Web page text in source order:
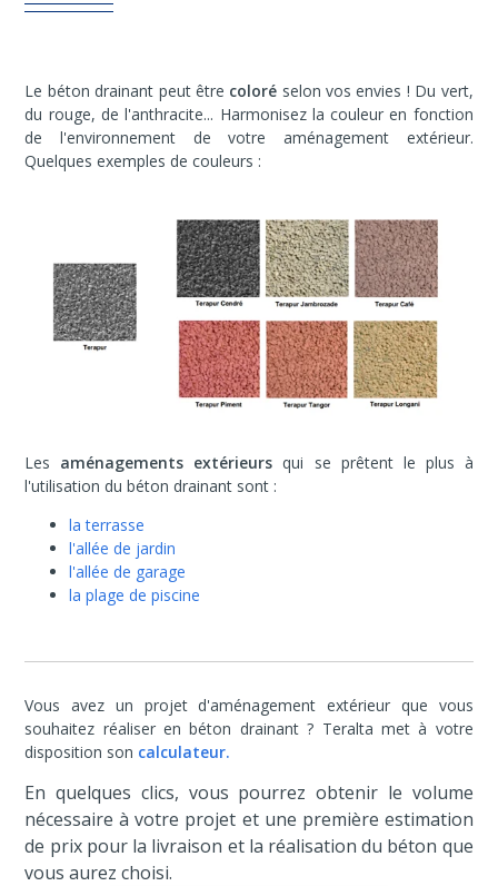
Le béton drainant peut être coloré selon vos envies ! Du vert,
du rouge, de l'anthracite... Harmonisez la couleur en fonction
de l'environnement de votre aménagement extérieur.
Quelques exemples de couleurs :
Les aménagements extérieurs qui se prêtent le plus à
l'utilisation du béton drainant sont :
la terrasse
l'allée de jardin
l'allée de garage
la plage de piscine
Vous avez un projet d'aménagement extérieur que vous
souhaitez réaliser en béton drainant ? Teralta met à votre
disposition son calculateur.
En quelques clics, vous pourrez obtenir le volume
nécessaire à votre projet et une première estimation
de prix pour la livraison et la réalisation du béton que
vous aurez choisi.